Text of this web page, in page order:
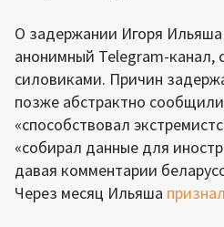
О задержании Игоря
анонимный Telegram-канал,
силовиками. Причин
позже абстрактно
«способствовал
«собирал данные для
давая комментарии
Через месяц Ильяша